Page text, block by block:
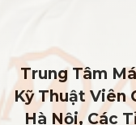
Trung Tâm
Kỹ Thuật Viên
Hà Nội, Các